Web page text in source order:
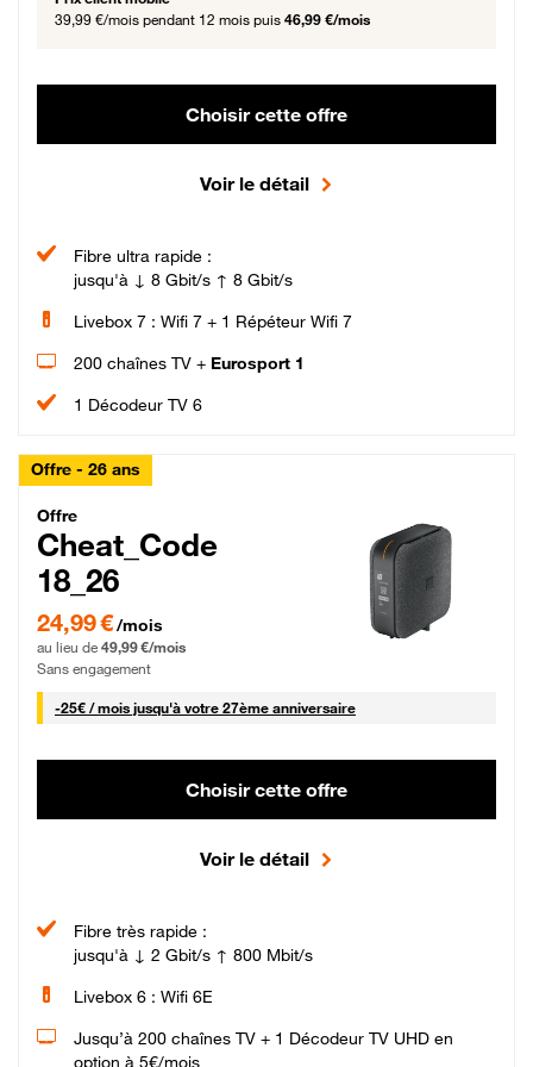
39,99 €/mois pendant 12 mois puis 46,99 €/mois
Choisir cette offre
Voir le détail
Fibre ultra rapide :
jusqu'à ↓ 8 Gbit/s ↑ 8 Gbit/s
Livebox 7 : Wifi 7 + 1 Répéteur Wifi 7
200 chaînes TV + Eurosport 1
1 Décodeur TV 6
Offre - 26 ans
Cheat_Code Fibre_18_26
Offre
Cheat_Code
18_26
24,99 € par mois pendant 0 mois puis 49,99 € par mois, Sans engagement
24,99 €/mois
au lieu de 49,99 €/mois
Sans engagement
-25€ / mois25 € par mois
jusqu'à votre 27ème anniversaire
Choisir cette offre
Voir le détail
Fibre très rapide :
jusqu'à ↓ 2 Gbit/s ↑ 800 Mbit/s
Livebox 6 : Wifi 6E
Jusqu’à 200 chaînes TV + 1 Décodeur TV UHD en
option à 5€/mois